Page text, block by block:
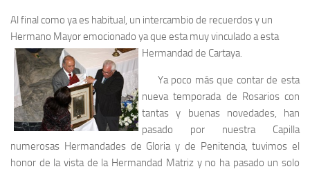
Al final como ya es habitual, un intercambio de recuerdos y un
Hermano Mayor emocionado ya que esta muy vinculado a esta
Hermandad de Cartaya.
Ya poco más que contar de esta
nueva temporada de Rosarios con
tantas y buenas novedades, han
pasado por nuestra Capilla
numerosas Hermandades de Gloria y de Penitencia, tuvimos el
honor de la vista de la Hermandad Matriz y no ha pasado un solo